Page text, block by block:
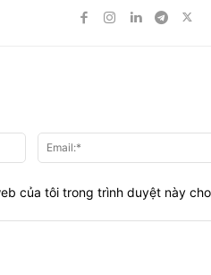
Tên:*
của tôi trong trình duyệt này